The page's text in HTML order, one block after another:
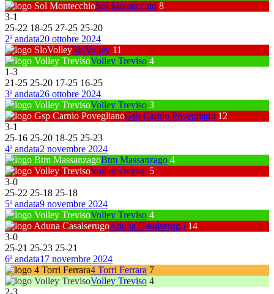
Sol Montecchio 8
3-1
25-22 18-25 27-25 25-20
2ª andata20 ottobre 2024
SloVolley 11
Volley Treviso 4
1-3
21-25 25-20 17-25 16-25
3ª andata26 ottobre 2024
Volley Treviso 3
Gsp Carnio Povegliano 12
3-1
25-16 25-20 18-25 25-23
4ª andata2 novembre 2024
Btm Massanzago 4
Volley Treviso 5
3-0
25-22 25-18 25-18
5ª andata9 novembre 2024
Volley Treviso 4
Aduna Casalserugo 14
3-0
25-21 25-23 25-21
6ª andata17 novembre 2024
4 Torri Ferrara 7
Volley Treviso 4
2-3